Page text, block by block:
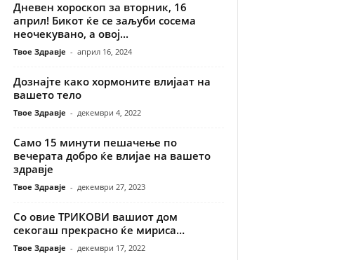
Дневен хороскоп за вторник, 16
април! Бикот ќе се заљуби сосема
неочекувано, а овој...
Твое Здравје - април 16, 2024
Дознајте како хормоните влијаат на
вашето тело
Твое Здравје - декември 4, 2022
Само 15 минути пешачење по
вечерата добро ќе влијае на вашето
здравје
Твое Здравје - декември 27, 2023
Со овие ТРИКОВИ вашиот дом
секогаш прекрасно ќе мириса…
Твое Здравје - декември 17, 2022